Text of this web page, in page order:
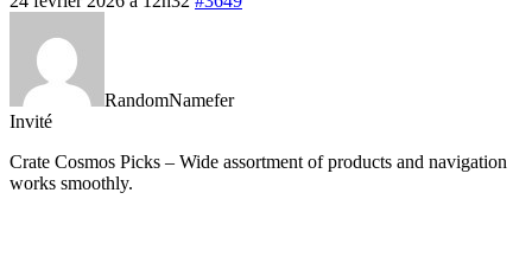
RandomNamefer
Invité
Crate Cosmos Picks – Wide assortment of products and navigation
works smoothly.